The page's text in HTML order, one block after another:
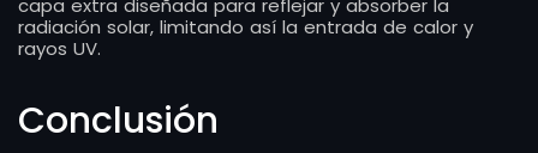
capa extra diseñada para reflejar y absorber la
radiación solar, limitando así la entrada de calor y
rayos UV.
Conclusión